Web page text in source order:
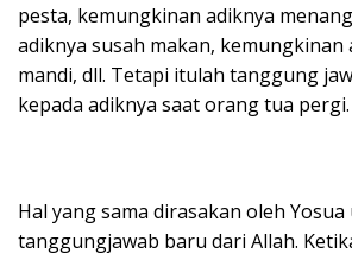
pesta, kemungkinan adiknya
adiknya susah makan, kemungkinan
mandi, dll. Tetapi itulah tanggung
kepada adiknya saat orang tua pergi.
Hal yang sama dirasakan oleh
tanggungjawab baru dari Allah.